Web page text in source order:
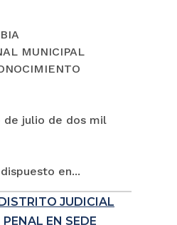
MUNICIPAL
de julio de dos mil
en...
JUDICIAL
EN SEDE